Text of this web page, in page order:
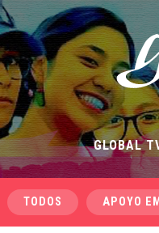
GLOBAL
TODOS APOYO